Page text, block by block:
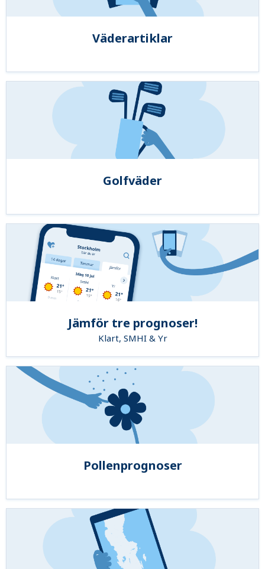
Väderartiklar
Golfväder
Jämför tre prognoser!
Klart, SMHI & Yr
Pollenprognoser